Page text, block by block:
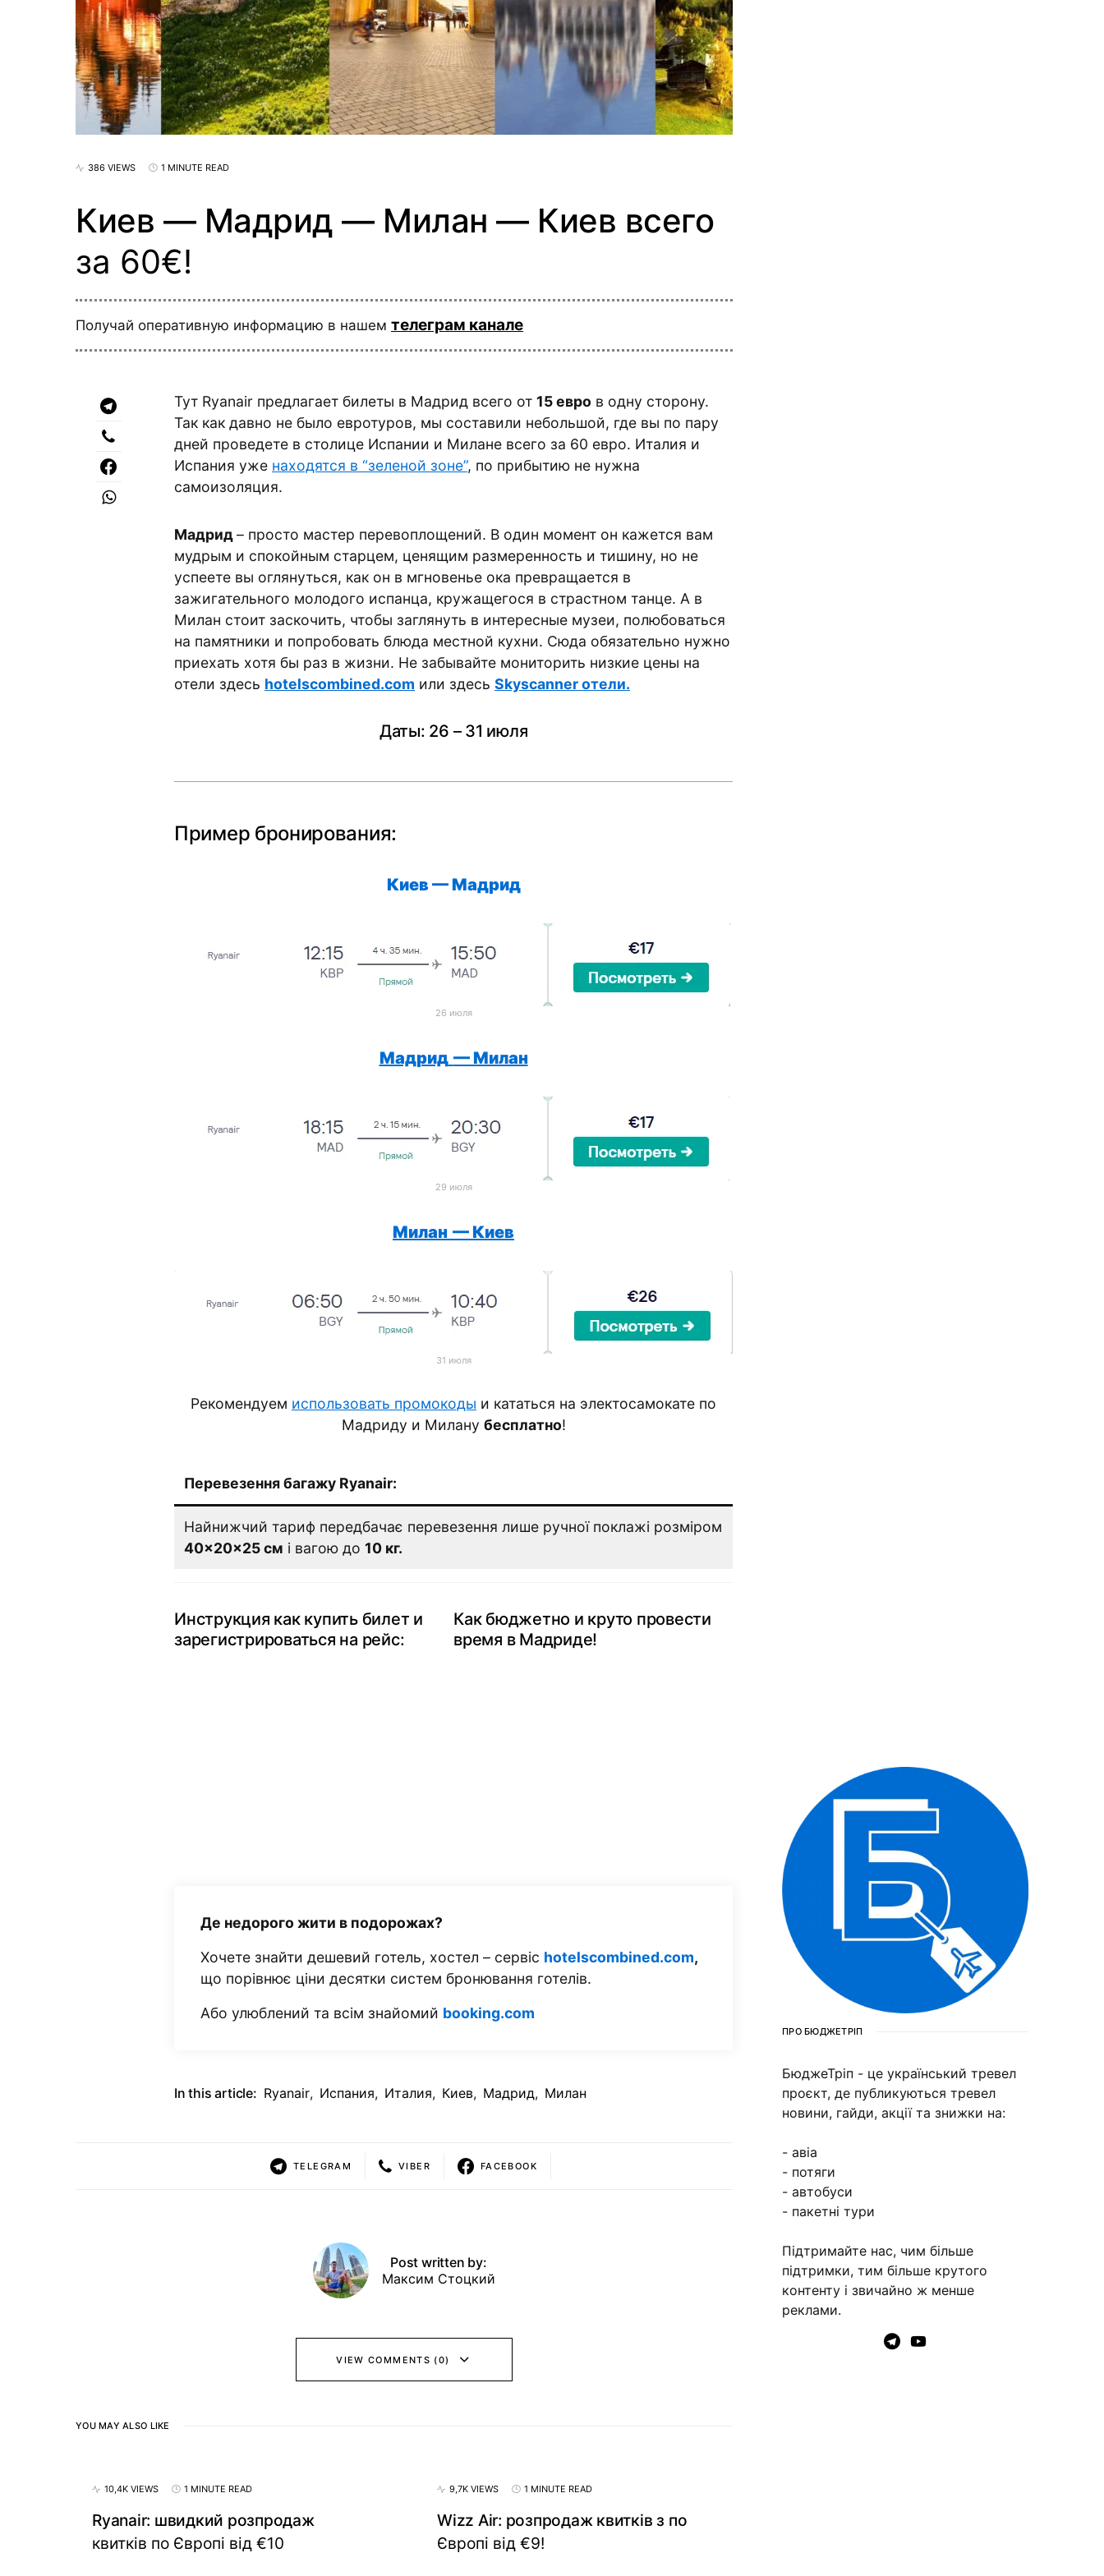
386 VIEWS 1 MINUTE READ
Киев — Мадрид — Милан — Киев всего
за 60€!
Получай оперативную информацию в нашем телеграм канале
Тут Ryanair предлагает билеты в Мадрид всего от 15 евро в одну сторону.
Так как давно не было евротуров, мы составили небольшой, где вы по пару
дней проведете в столице Испании и Милане всего за 60 евро. Италия и
Испания уже находятся в “зеленой зоне”, по прибытию не нужна
самоизоляция.
Мадрид– просто мастер перевоплощений. В один момент он кажется вам
мудрым и спокойным старцем, ценящим размеренность и тишину, но не
успеете вы оглянуться, как он в мгновенье ока превращается в
зажигательного молодого испанца, кружащегося в страстном танце. А в
Милан стоит заскочить, чтобы заглянуть в интересные музеи, полюбоваться
на памятники и попробовать блюда местной кухни. Сюда обязательно нужно
приехать хотя бы раз в жизни. Не забывайте мониторить низкие цены на
отели здесь hotelscombined.com или здесь Skyscanner отели.
Даты: 26 – 31 июля
Пример бронирования:
Киев — Мадрид
26 июля
Мадрид — Милан
29 июля
Милан — Киев
31 июля
Рекомендуем использовать промокоды и кататься на электосамокате по
Мадриду и Милану бесплатно!
Перевезення багажу Ryanair:
Найнижчий тариф передбачає перевезення лише ручної поклажі розміром
40×20×25 см і вагою до 10 кг.
Инструкция как купить билет и
зарегистрироваться на рейс:
Как бюджетно и круто провести
время в Мадриде!
Де недорого жити в подорожах?
Хочете знайти дешевий готель, хостел – сервіс hotelscombined.com,
що порівнює ціни десятки систем бронювання готелів.
Або улюблений та всім знайомий booking.com
In this article: Ryanair, Испания, Италия, Киев, Мадрид, Милан
TELEGRAM VIBER FACEBOOK
Post written by:
Максим Стоцкий
VIEW COMMENTS (0)
YOU MAY ALSO LIKE
10,4K VIEWS 1 MINUTE READ
Ryanair: швидкий розпродаж
квитків по Європі від €10
9,7K VIEWS 1 MINUTE READ
Wizz Air: розпродаж квитків з по
Європі від €9!
ПРО БЮДЖЕТРІП
БюджеТріп - це український тревел
проєкт, де публикуються тревел
новини, гайди, акції та знижки на:
- авіа
- потяги
- автобуси
- пакетні тури
Підтримайте нас, чим більше
підтримки, тим більше крутого
контенту і звичайно ж менше
реклами.